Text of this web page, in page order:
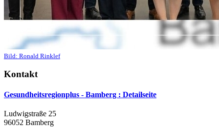
Bild: Ronald Rinklef
Kontakt
Gesundheitsregionplus - Bamberg : Detailseite
Ludwigstraße 25
96052 Bamberg